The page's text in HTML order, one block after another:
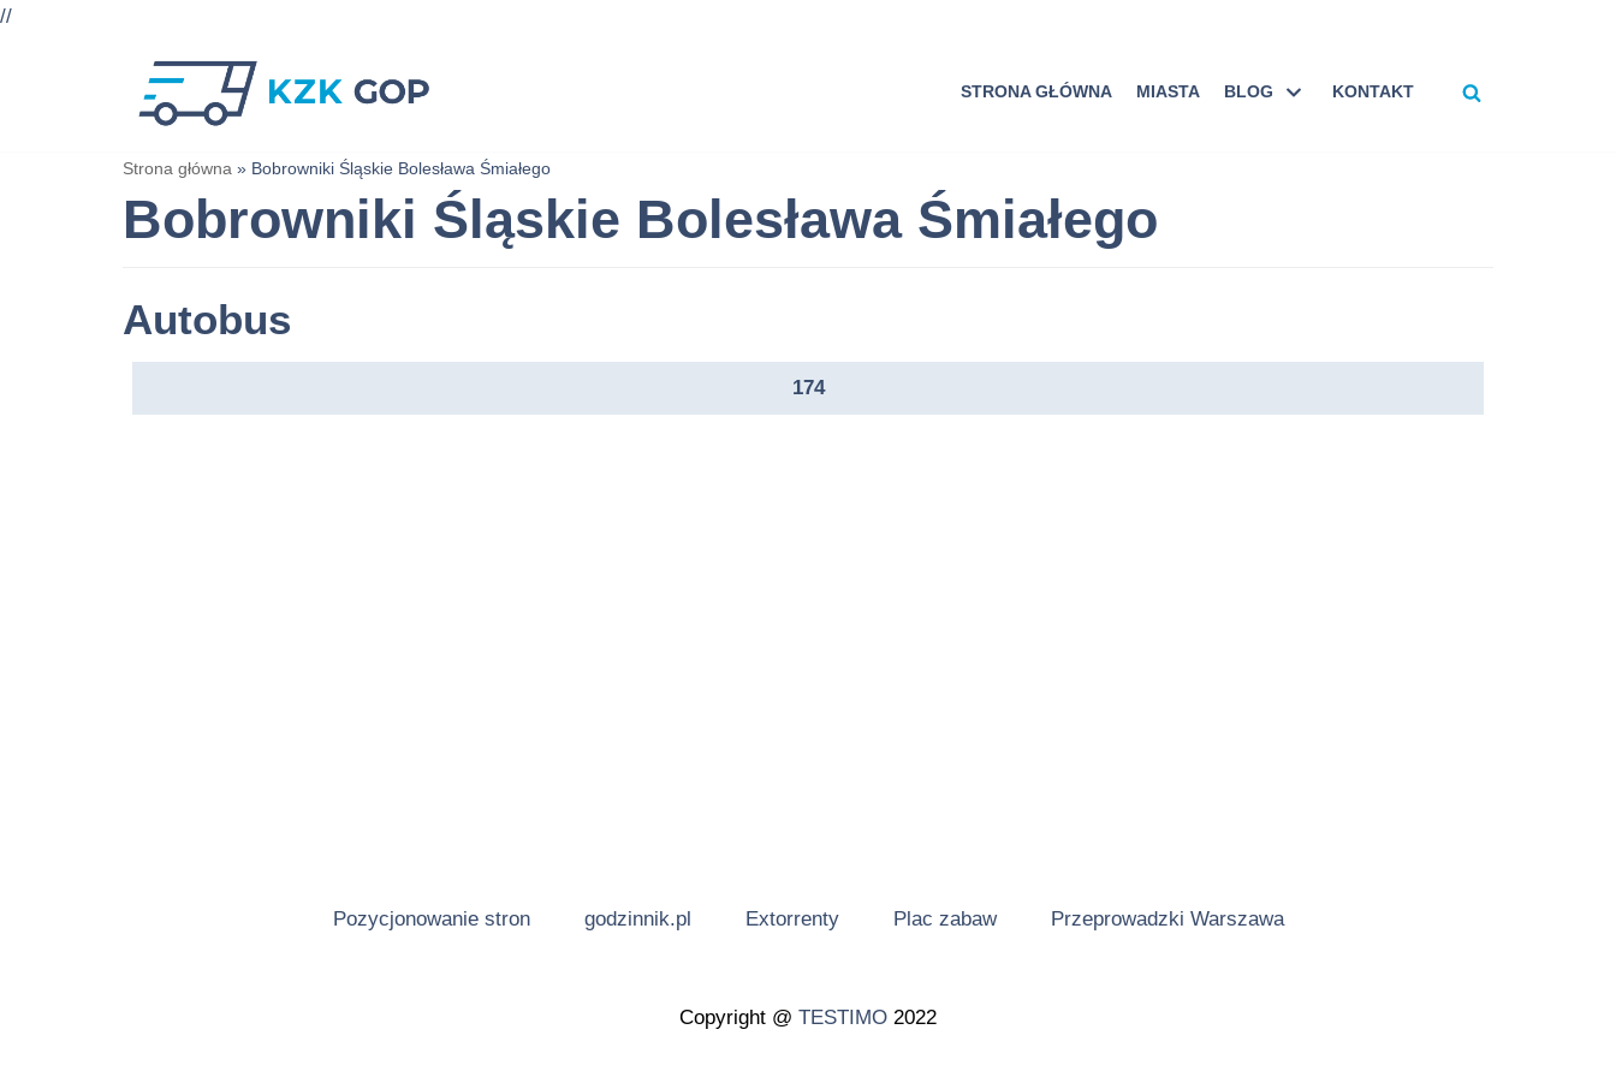
//
STRONA GŁÓWNA MIASTA BLOG KONTAKT
Strona główna » Bobrowniki Śląskie Bolesława Śmiałego
Bobrowniki Śląskie Bolesława Śmiałego
Autobus
174
Pozycjonowanie stron godzinnik.pl Extorrenty Plac zabaw Przeprowadzki Warszawa
Copyright @ TESTIMO 2022